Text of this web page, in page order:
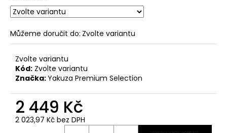
Můžeme doručit do: Zvolte variantu
Zvolte variantu
Kód: Zvolte variantu
Značka:Yakuza Premium Selection
2 449 Kč
2 023,97 Kč bez DPH
m
e
PÁNSKÉ
OLIVOVÉ
TRIČKO
YAKUZA
PREMIUM
BL-